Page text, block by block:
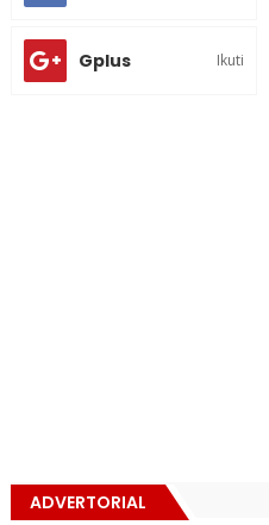
Gplus Ikuti
ADVERTORIAL